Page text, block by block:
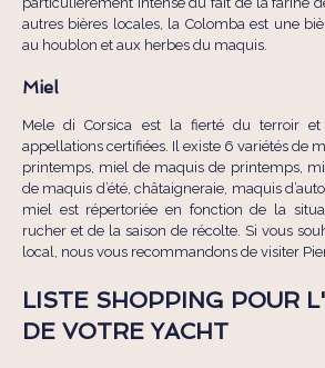
autres bières locales, la Colomba est une
au houblon et aux herbes du maquis.
Miel
Mele di Corsica est la fierté du terroir et
appellations certifiées. Il existe 6 variétés de
printemps, miel de maquis de printemps,
de maquis d’été, châtaigneraie, maquis
miel est répertoriée en fonction de la
rucher et de la saison de récolte. Si vous
local, nous vous recommandons de visiter
LISTE SHOPPING POUR
DE VOTRE YACHT